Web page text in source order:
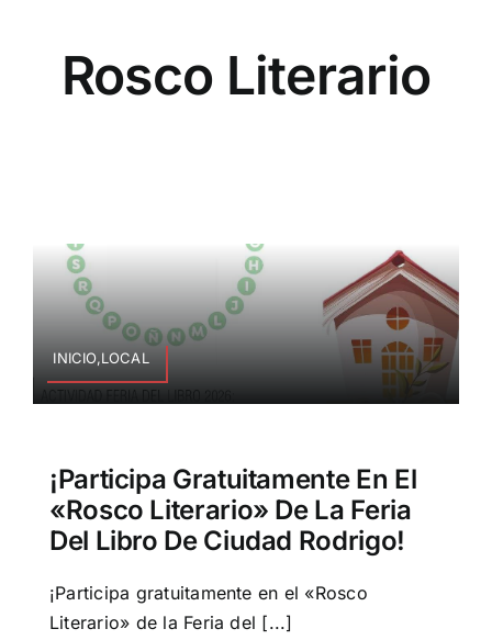
Rosco Literario
INICIO,LOCAL
¡Participa Gratuitamente En El
«Rosco Literario» De La Feria
Del Libro De Ciudad Rodrigo!
¡Participa gratuitamente en el «Rosco
Literario» de la Feria del [...]